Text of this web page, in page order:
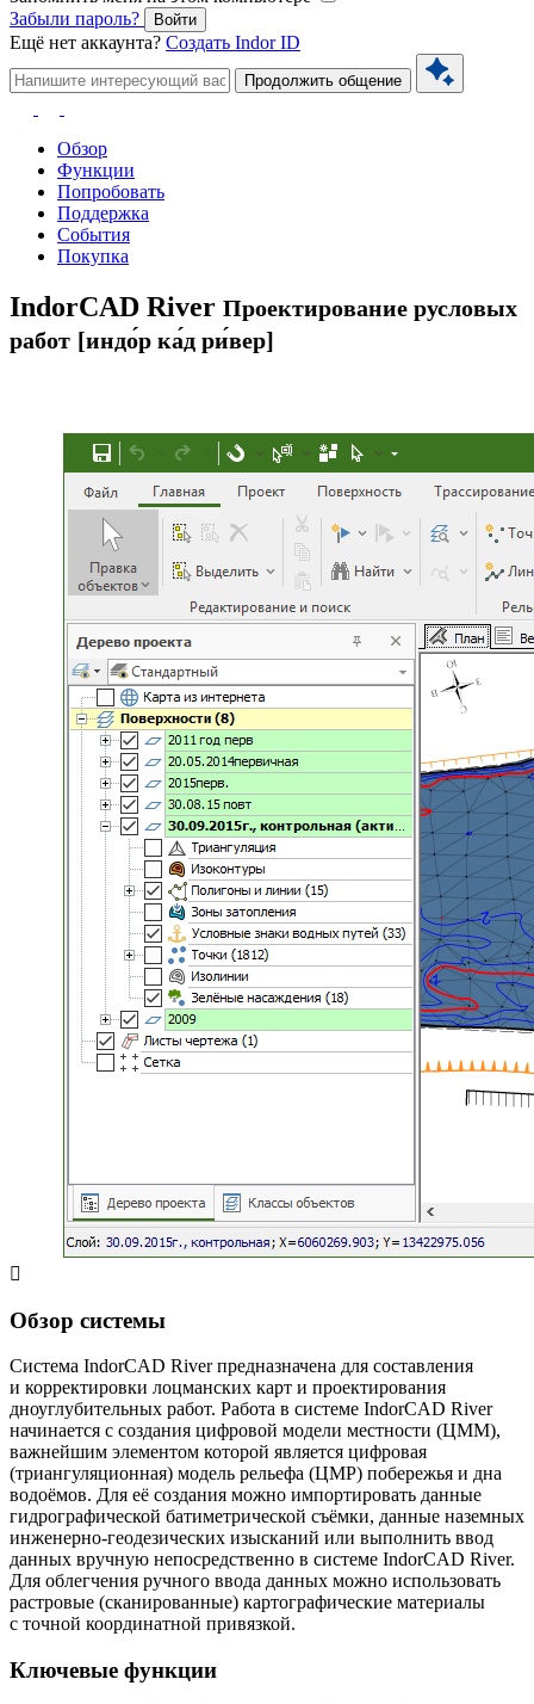
Забыли пароль?
Войти
Ещё нет аккаунта? Создать Indor ID
Продолжить общение
Обзор
Функции
Попробовать
Поддержка
События
Покупка
IndorCAD River Проектирование русловых
работ [индо́р ка́д ри́вер]
Обзор системы
Система IndorCAD River предназначена для составления
и корректировки лоцманских карт и проектирования
дноуглубительных работ. Работа в системе IndorCAD River
начинается с создания цифровой модели местности (ЦММ),
важнейшим элементом которой является цифровая
(триангуляционная) модель рельефа (ЦМР) побережья и дна
водоёмов. Для её создания можно импортировать данные
гидрографической батиметрической съёмки, данные наземных
инженерно-геодезических изысканий или выполнить ввод
данных вручную непосредственно в системе IndorCAD River.
Для облегчения ручного ввода данных можно использовать
растровые (сканированные) картографические материалы
с точной координатной привязкой.
Ключевые функции